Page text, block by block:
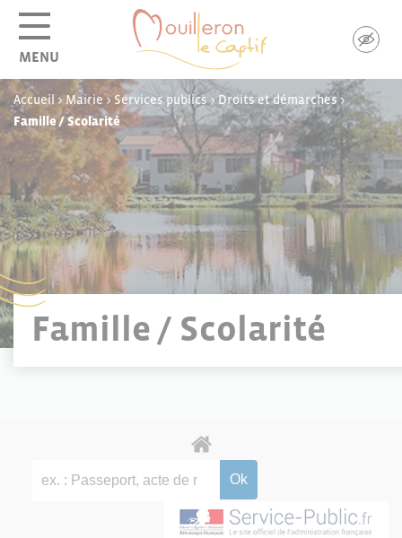
MENU
Accueil >Mairie> Services publics>Droits et démarches>
Famille / Scolarité
Famille / Scolarité
Panneau de gestion des cookies